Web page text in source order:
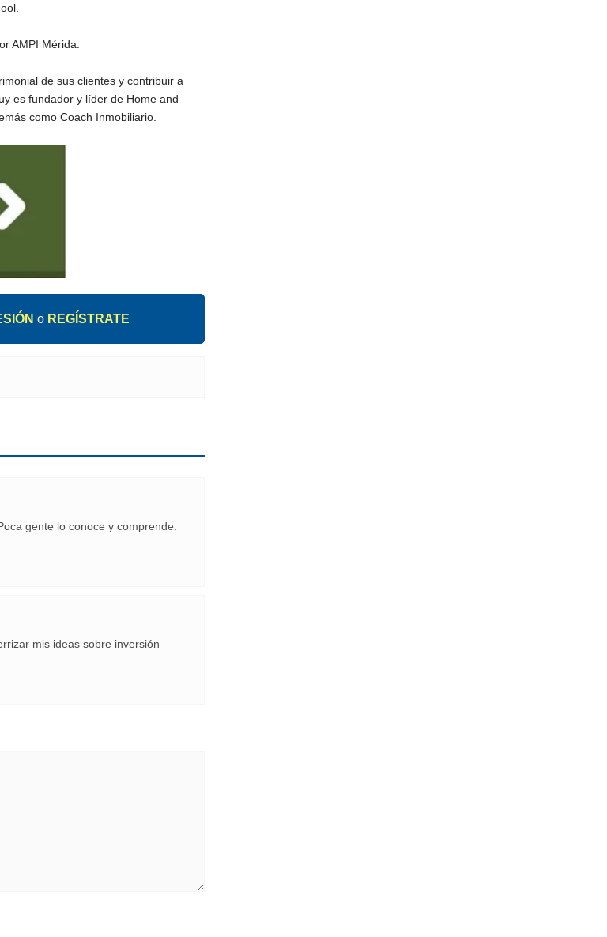
AMPI Mérida.
de sus clientes y contribuir a
es fundador y líder de Home and
como Coach Inmobiliario.
o REGÍSTRATE
gente lo conoce y comprende.
mis ideas sobre inversión